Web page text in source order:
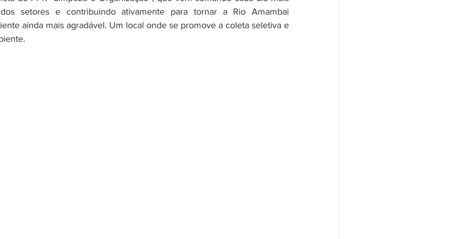
setores e contribuindo ativamente para tornar a Rio Amambai
ainda mais agradável. Um local onde se promove a coleta seletiva e